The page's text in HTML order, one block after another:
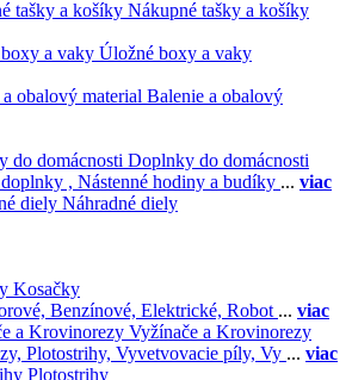
Nákupné tašky a košíky
Úložné boxy a vaky
Balenie a obalový
Doplnky do domácnosti
, Nástenné hodiny a budíky ... viac
Náhradné diely
Kosačky
Benzínové, Elektrické, Robot ... viac
Vyžínače a Krovinorezy
Plotostrihy, Vyvetvovacie píly, Vy ... viac
Plotostrihy